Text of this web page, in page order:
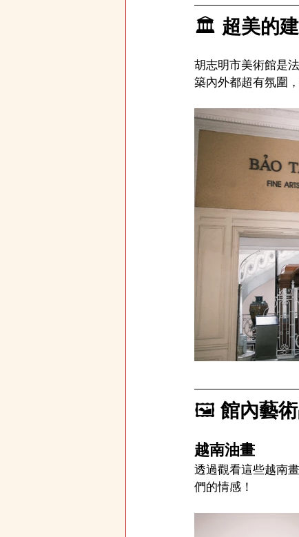
🏛️ 超美的
胡志明市美術館是
築內外都超有氛圍
🖼️ 館內藝
越南油畫
透過觀看這些越南
們的情感！